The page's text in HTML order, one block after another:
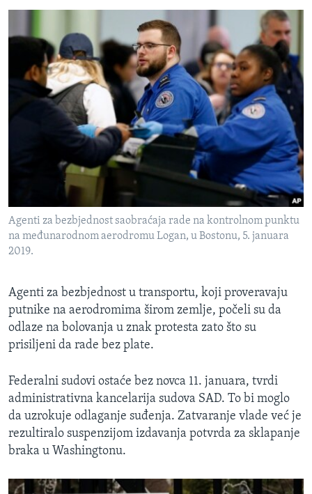
Agenti za bezbjednost saobraćaja rade na kontrolnom punktu
na međunarodnom aerodromu Logan, u Bostonu, 5. januara
2019.
Agenti za bezbjednost u transportu, koji proveravaju
putnike na aerodromima širom zemlje, počeli su da
odlaze na bolovanja u znak protesta zato što su
prisiljeni da rade bez plate.
Federalni sudovi ostaće bez novca 11. januara, tvrdi
administrativna kancelarija sudova SAD. To bi moglo
da uzrokuje odlaganje suđenja. Zatvaranje vlade već je
rezultiralo suspenzijom izdavanja potvrda za sklapanje
braka u Washingtonu.